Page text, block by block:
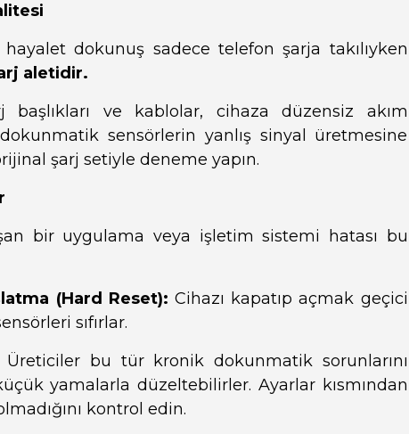
hayalet dokunuş sadece telefon şarja takılıyken
aletidir.
başlıkları ve kablolar, cihaza düzensiz akım
sensörlerin yanlış sinyal üretmesine
şarj setiyle deneme yapın.
bir uygulama veya işletim sistemi hatası bu
(Hard Reset): Cihazı kapatıp açmak geçici
sıfırlar.
Üreticiler bu tür kronik dokunmatik sorunlarını
yamalarla düzeltebilirler. Ayarlar kısmından
kontrol edin.